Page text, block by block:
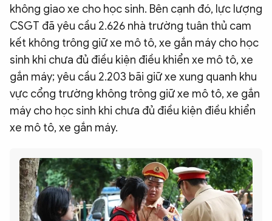
không giao xe cho học sinh. Bên cạnh đó, lực lượng
CSGT đã yêu cầu 2.626 nhà trường tuân thủ cam
kết không trông giữ xe mô tô, xe gắn máy cho học
sinh khi chưa đủ điều kiện điều khiển xe mô tô, xe
gắn máy; yêu cầu 2.203 bãi giữ xe xung quanh khu
vực cổng trường không trông giữ xe mô tô, xe gắn
máy cho học sinh khi chưa đủ điều kiện điều khiển
xe mô tô, xe gắn máy.